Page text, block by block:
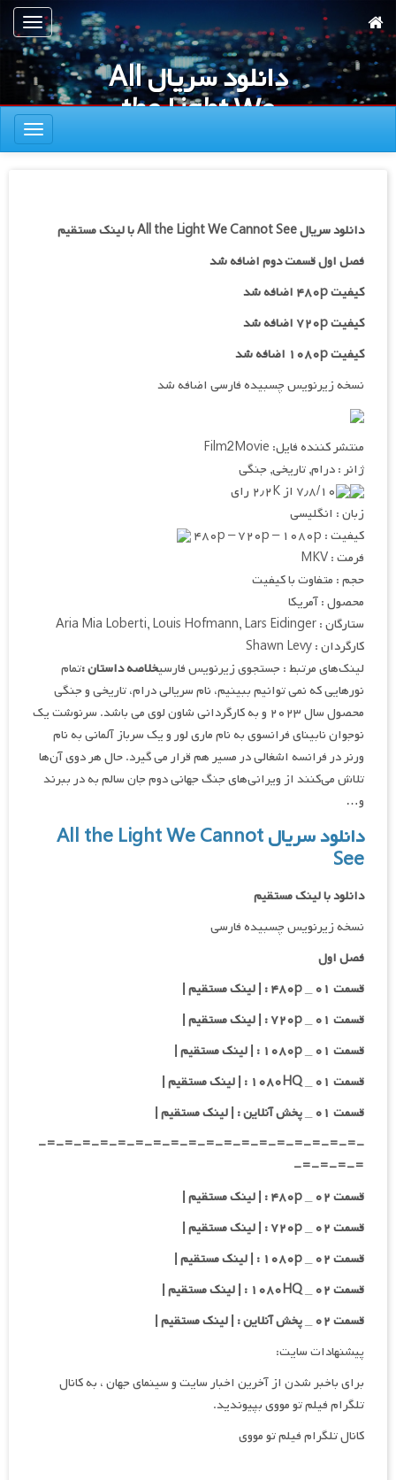
به
محتوای
اصلی
ناوبری
دانلود سریال All
the Light We
Cannot See
ناوبری
دانلود سریال All the Light We Cannot See با لینک مستقیم
فصل اول قسمت دوم اضافه شد
کیفیت ۴۸۰p اضافه شد
کیفیت ۷۲۰p
اضافه شد
کیفیت ۱۰۸۰p اضافه شد
نسخه زیرنویس چسبیده فارسی اضافه شد
منتشر کننده فایل: Film2Movie
ژانر : درام, تاریخی, جنگی
۷٫۸/۱۰ از ۲٫۲K رای
زبان : انگلیسی
کیفیت : ۴۸۰p – ۷۲۰p – ۱۰۸۰p
فرمت : MKV
حجم : متفاوت با کیفیت
محصول : آمریکا
ستارگان : Aria Mia Loberti, Louis Hofmann, Lars Eidinger
کارگردان : Shawn Levy
لینک‌های مرتبط : جستجوی زیرنویس فارسیخلاصه داستان :تمام
نورهایی که نمی توانیم ببینیم، نام سریالی درام، تاریخی و جنگی
محصول سال ۲۰۲۳ و به کارگردانی شاون لوی می باشد. سرنوشت یک
نوجوان نابینای فرانسوی به نام ماری لور و یک سرباز آلمانی به نام
ورنر در فرانسه اشغالی در مسیر هم قرار می‌ گیرد. حال هر دوی آن‌ها
تلاش می‌کنند از ویرانی‌های جنگ جهانی دوم جان سالم به در ببرند
و…
دانلود سریال All the Light We Cannot
See
دانلود با لینک مستقیم
نسخه زیرنویس چسبیده فارسی
فصل اول
قسمت ۰۱ _ ۴۸۰p : | لینک مستقیم |
قسمت ۰۱ _ ۷۲۰p : | لینک مستقیم |
قسمت ۰۱ _ ۱۰۸۰p : | لینک مستقیم |
قسمت ۰۱ _ ۱۰۸۰HQ : | لینک مستقیم |
قسمت ۰۱ _ پخش آنلاین : | لینک مستقیم |
-=-=-=-=-=-=-=-=-=-=-=-=-=-=-=-=-=-=-
=-=-=-=-
قسمت ۰۲ _ ۴۸۰p : | لینک مستقیم |
قسمت ۰۲ _ ۷۲۰p : | لینک مستقیم |
قسمت ۰۲ _ ۱۰۸۰p : | لینک مستقیم |
قسمت ۰۲ _ ۱۰۸۰HQ : | لینک مستقیم |
قسمت ۰۲ _ پخش آنلاین : | لینک مستقیم |
پیشنهادات سایت:
برای باخبر شدن از آخرین اخبار سایت و سینمای جهان ، به کانال
تلگرام فیلم تو مووی بپیوندید.
کانال تلگرام فیلم تو مووی